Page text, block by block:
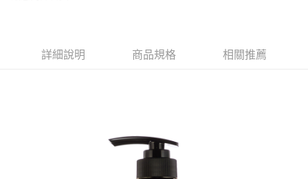
每筆NT$60，滿NT$880(含以上)免運費
每筆NT$80，滿NT$880(含以上)免運費
詳細說明 商品規格 相關推薦